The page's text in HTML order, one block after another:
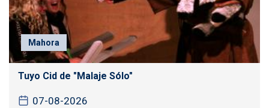
Mahora
Tuyo Cid de "Malaje Sólo"
07-08-2026